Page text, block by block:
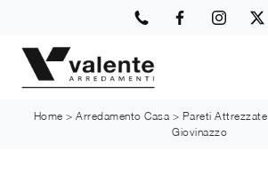
Home >Arredamento Casa > Pareti Attrezzate
Giovinazzo